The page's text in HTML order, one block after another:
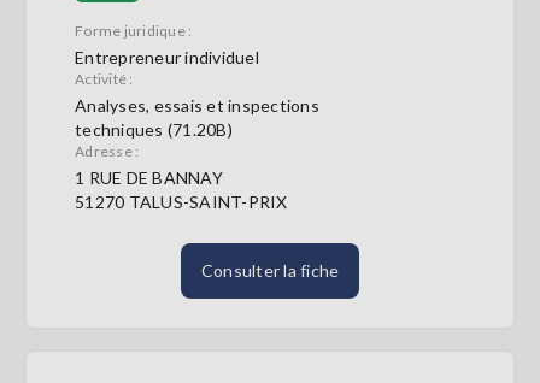
Forme juridique :
Entrepreneur individuel
Activité :
Analyses, essais et inspections
techniques (71.20B)
Adresse :
1 RUE DE BANNAY
51270 TALUS-SAINT-PRIX
Consulter la fiche